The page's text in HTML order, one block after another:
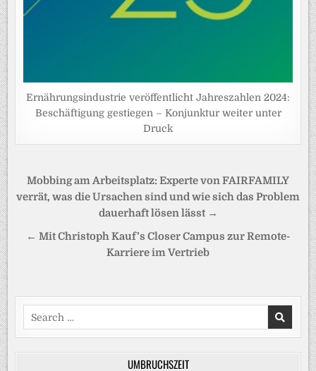
Ernährungsindustrie veröffentlicht Jahreszahlen 2024:
Beschäftigung gestiegen – Konjunktur weiter unter
Druck
Beitragsnavigation
Mobbing am Arbeitsplatz: Experte von FAIRFAMILY
verrät, was die Ursachen sind und wie sich das Problem
dauerhaft lösen lässt →
← Mit Christoph Kauf’s Closer Campus zur Remote-
Karriere im Vertrieb
Search
for:
UMBRUCHSZEIT